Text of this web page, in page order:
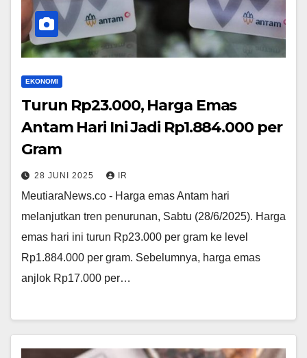
EKONOMI
Turun Rp23.000, Harga Emas
Antam Hari Ini Jadi Rp1.884.000 per
Gram
28 JUNI 2025 IR
MeutiaraNews.co - Harga emas Antam hari
melanjutkan tren penurunan, Sabtu (28/6/2025). Harga
emas hari ini turun Rp23.000 per gram ke level
Rp1.884.000 per gram. Sebelumnya, harga emas
anjlok Rp17.000 per…